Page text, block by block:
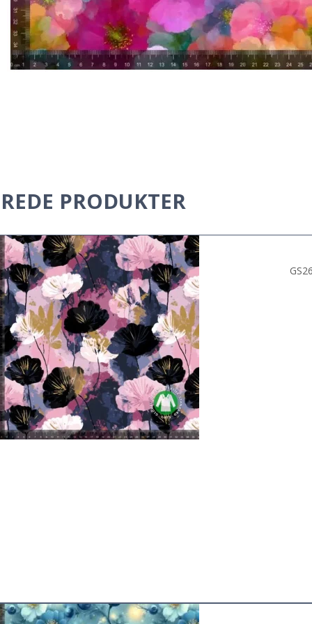
PRODUKTER